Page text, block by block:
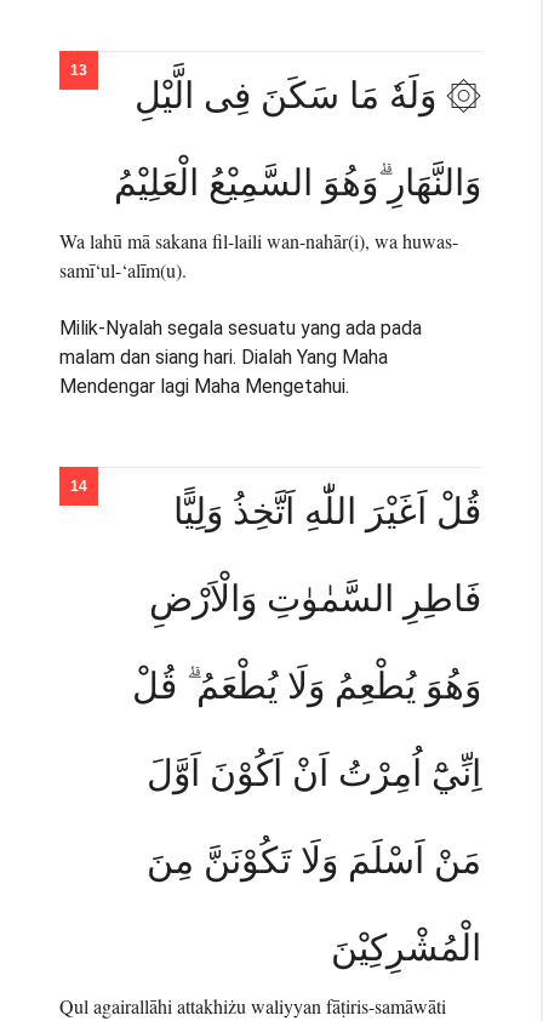
۞ وَلَهٗ مَا سَكَنَ فِى الَّيْلِ
وَالنَّهَارِ ۗوَهُوَ السَّمِيْعُ الْعَلِيْمُ
Wa lahū mā sakana fil-laili wan-nahār(i), wa huwas-
samī‘ul-‘alīm(u).
Milik-Nyalah segala sesuatu yang ada pada
malam dan siang hari. Dialah Yang Maha
Mendengar lagi Maha Mengetahui.
قُلْ اَغَيْرَ اللّٰهِ اَتَّخِذُ وَلِيًّا
فَاطِرِ السَّمٰوٰتِ وَالْاَرْضِ
وَهُوَ يُطْعِمُ وَلَا يُطْعَمُ ۗ قُلْ
اِنِّيْٓ اُمِرْتُ اَنْ اَكُوْنَ اَوَّلَ
مَنْ اَسْلَمَ وَلَا تَكُوْنَنَّ مِنَ
الْمُشْرِكِيْنَ
Qul agairallāhi attakhiżu waliyyan fāṭiris-samāwāti